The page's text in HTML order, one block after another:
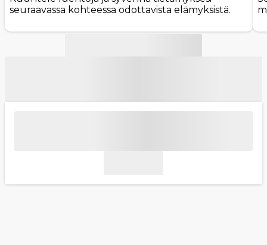
seuraavassa kohteessa odottavista elämyksistä.